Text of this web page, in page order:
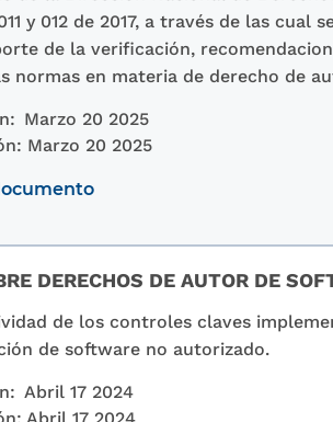
y 012 de 2017, a través de las
de la verificación,
normas en materia de derecho de
Marzo 20 2025
Marzo 20 2025
DERECHOS DE AUTOR DE
de los controles claves
de software no autorizado.
Abril 17 2024